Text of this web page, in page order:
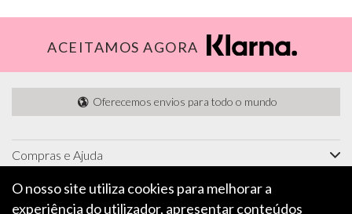
ACEITAMOS AGORA
Oferecemos envios para todo o mundo
Compras e Ajuda
Informações
O nosso site utiliza cookies para melhorar a
experiência do utilizador, apresentar conteúdos